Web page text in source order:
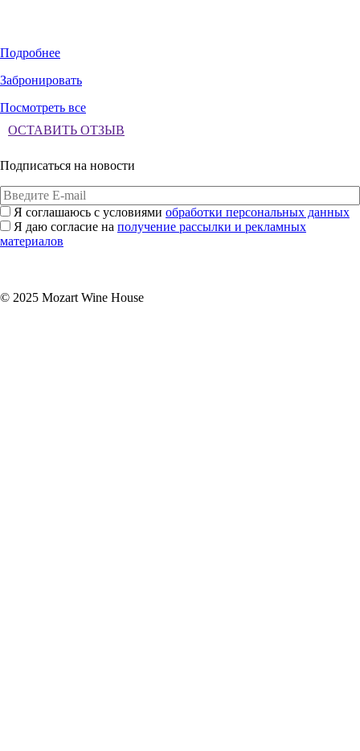
Подробнее
Забронировать
Посмотреть все
ОСТАВИТЬ ОТЗЫВ
Подписаться на новости
Я соглашаюсь с условиями обработки персональных данных
Я даю согласие на получение рассылки и рекламных
материалов
© 2025 Mozart Wine House